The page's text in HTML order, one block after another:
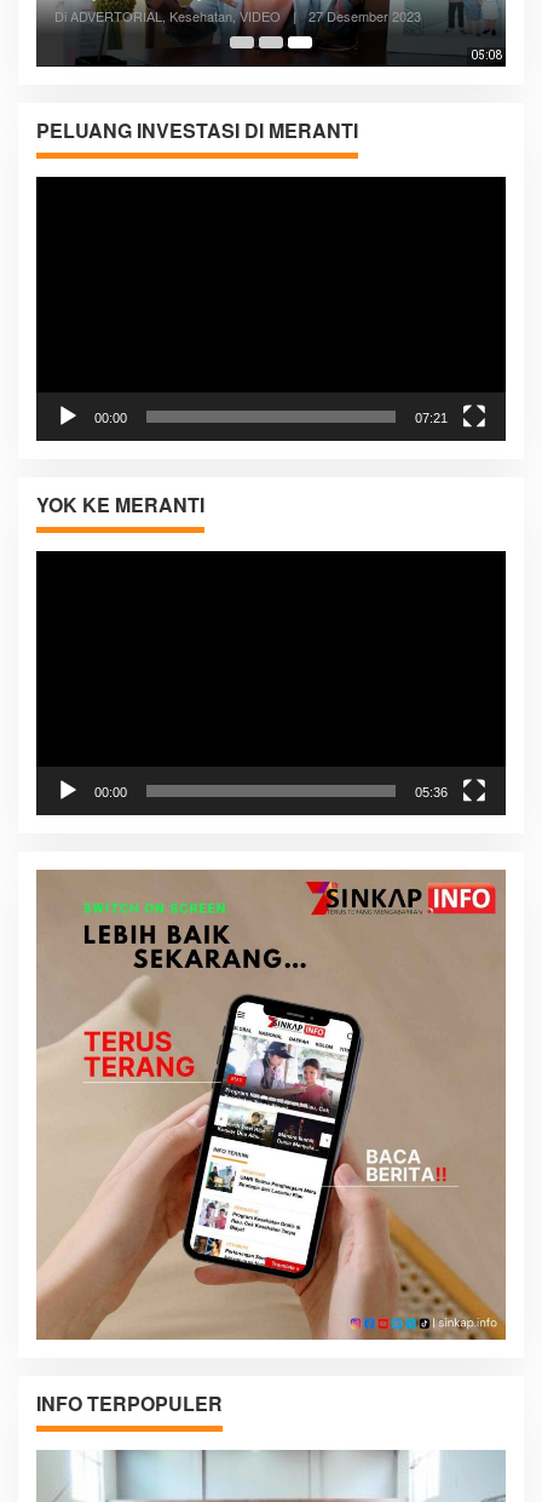
05:08
Di ADVERTORIAL, Kesehatan, VIDEO | 27 Desember 2023
PELUANG INVESTASI DI MERANTI
Pemutar
00:00 07:21
YOK KE MERANTI
00:00 05:36
INFO TERPOPULER